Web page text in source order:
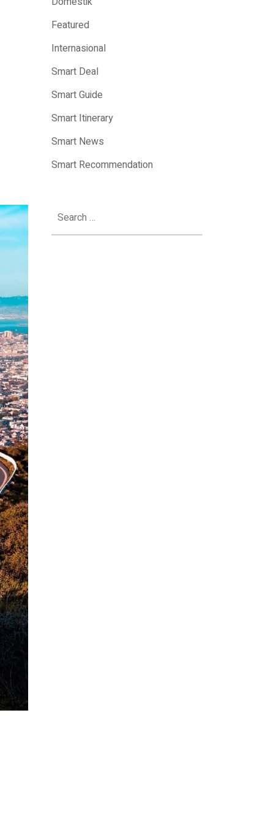
Featured
Internasional
Smart Deal
Smart Guide
Smart Itinerary
Smart News
Smart Recommendation
for: